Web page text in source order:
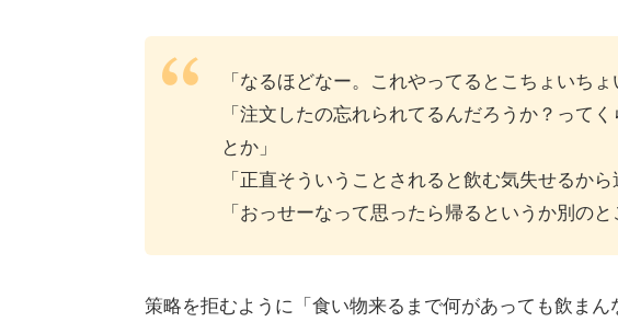
「なるほどなー。これやってるとこちょいちょ
「注文したの忘れられてるんだろうか？って
とか」
「正直そういうことされると飲む気失せるか
「おっせーなって思ったら帰るというか別のと
策略を拒むように「食い物来るまで何があっても飲ま